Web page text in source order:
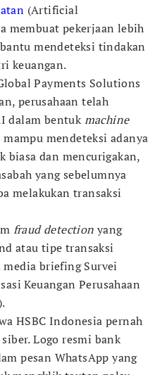
(Artificial
membuat pekerjaan lebih
mendeteksi tindakan
keuangan.
Payments Solutions
perusahaan telah
dalam bentukmachine
mendeteksi adanya
dan mencurigakan,
yang sebelumnya
melakukan transaksi
fraud detectionyang
atau tipe transaksi
media briefing Survei
Keuangan Perusahaan
HSBC Indonesia pernah
Logo resmi bank
pesan WhatsApp yang